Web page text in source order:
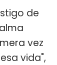
de
vez
vida",